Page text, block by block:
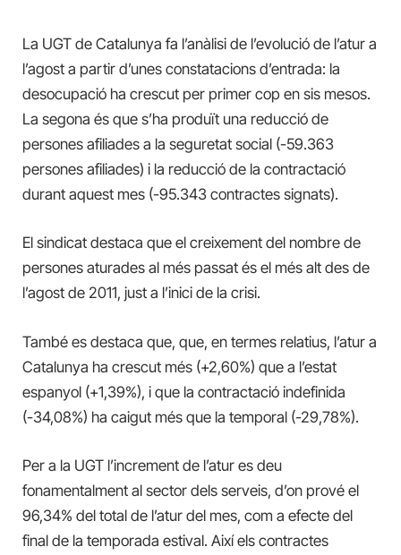
La UGT de Catalunya fa l’anàlisi de l’evolució de l’atur a
l’agost a partir d’unes constatacions d’entrada: la
desocupació ha crescut per primer cop en sis mesos.
La segona és que s’ha produït una reducció de
persones afiliades a la seguretat social (-59.363
persones afiliades) i la reducció de la contractació
durant aquest mes (-95.343 contractes signats).
El sindicat destaca que el creixement del nombre de
persones aturades al més passat és el més alt des de
l’agost de 2011, just a l’inici de la crisi.
També es destaca que, que, en termes relatius, l’atur a
Catalunya ha crescut més (+2,60%) que a l’estat
espanyol (+1,39%), i que la contractació indefinida
(-34,08%) ha caigut més que la temporal (-29,78%).
Per a la UGT l’increment de l’atur es deu
fonamentalment al sector dels serveis, d’on prové el
96,34% del total de l’atur del mes, com a efecte del
final de la temporada estival. Així els contractes